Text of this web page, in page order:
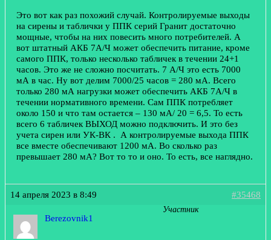
Это вот как раз похожий случай. Контролируемые выходы
на сирены и таблички у ППК серий Гранит достаточно
мощные, чтобы на них повесить много потребителей. А
вот штатный АКБ 7А/Ч может обеспечить питание, кроме
самого ППК, только несколько табличек в течении 24+1
часов. Это же не сложно посчитать. 7 А/Ч это есть 7000
мА в час. Ну вот делим 7000/25 часов = 280 мА. Всего
только 280 мА нагрузки может обеспечить АКБ 7А/Ч в
течении нормативного времени. Сам ППК потребляет
около 150 и что там остается – 130 мА/ 20 = 6,5. То есть
всего 6 табличек ВЫХОД можно подключить. И это без
учета сирен или УК-ВК . А контролируемые выхода ППК
все вместе обеспечивают 1200 мА. Во сколько раз
превышает 280 мА? Вот то то и оно. То есть, все наглядно.
14 апреля 2023 в 8:49 #35468
Berezovnik1
Участник